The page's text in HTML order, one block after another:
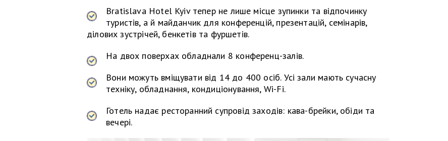
Bratislava Hotel Kyiv тепер не лише місце зупинки та відпочинку
туристів, а й майданчик для конференцій, презентацій, семінарів,
ділових зустрічей, бенкетів та фуршетів.
На двох поверхах обладнали 8 конференц-залів.
Вони можуть вміщувати від 14 до 400 осіб. Усі зали мають сучасну
техніку, обладнання, кондиціонування, Wi-Fi.
Готель надає ресторанний супровід заходів: кава-брейки, обіди та
вечері.